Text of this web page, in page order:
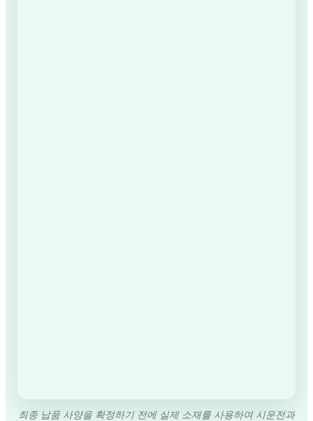
최종 납품 사양을 확정하기 전에 실제 소재를 사용하여 시운전과